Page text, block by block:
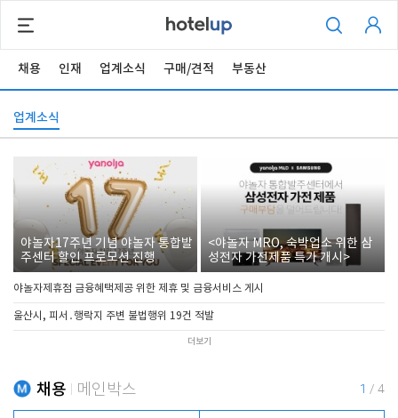
채용 인재 업계소식 구매/견적 부동산
업계소식
야놀자17주년 기념 야놀자 통합발
주센터 할인 프로모션 진행
<야놀자 MRO, 숙박업소 위한 삼
성전자 가전제품 특가 개시>
야놀자제휴점 금융혜택제공 위한 제휴 및 금융서비스 게시
울산시, 피서․행락지 주변 불법행위 19건 적발
더보기
채용 메인박스 1 / 4